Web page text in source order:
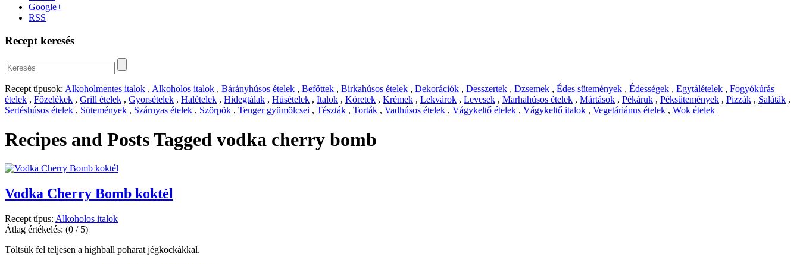
Google+
RSS
Recept keresés
Recept típusok: Alkoholmentes italok , Alkoholos italok , Bárányhúsos ételek , Befőttek , Birkahúsos ételek , Dekorációk , Desszertek , Dzsemek , Édes sütemények , Édességek , Egytálételek , Fogyókúrás
ételek , Főzelékek , Grill ételek , Gyorsételek , Halételek , Hidegtálak , Húsételek , Italok , Köretek , Krémek , Lekvárok , Levesek , Marhahúsos ételek , Mártások , Pékáruk , Péksütemények , Pizzák , Saláták ,
Sertéshúsos ételek , Sütemények , Szárnyas ételek , Szörpök , Tenger gyümölcsei , Tészták , Torták , Vadhúsos ételek , Vágykeltő ételek , Vágykeltő italok , Vegetáriánus ételek , Wok ételek
Recipes and Posts Tagged vodka cherry bomb
Vodka Cherry Bomb koktél
Recept típus: Alkoholos italok
Átlag értékelés: (0 / 5)
Töltsük fel teljesen a highball poharat jégkockákkal.